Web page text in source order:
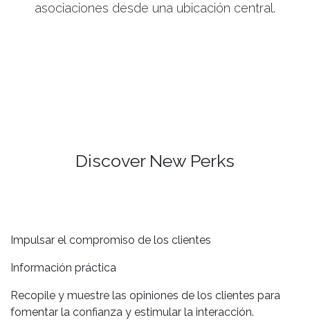
asociaciones desde una ubicación central.
Discover New Perks
Impulsar el compromiso de los clientes
Información práctica
Recopile y muestre las opiniones de los clientes para
fomentar la confianza y estimular la interacción.